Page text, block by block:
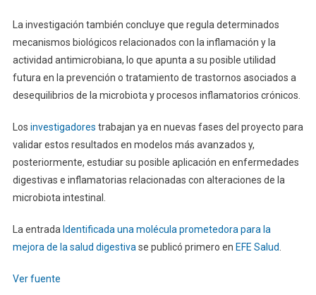
La investigación también concluye que regula determinados
mecanismos biológicos relacionados con la inflamación y la
actividad antimicrobiana, lo que apunta a su posible utilidad
futura en la prevención o tratamiento de trastornos asociados a
desequilibrios de la microbiota y procesos inflamatorios crónicos.
Los investigadores trabajan ya en nuevas fases del proyecto para
validar estos resultados en modelos más avanzados y,
posteriormente, estudiar su posible aplicación en enfermedades
digestivas e inflamatorias relacionadas con alteraciones de la
microbiota intestinal.
La entrada Identificada una molécula prometedora para la
mejora de la salud digestivase publicó primero en EFE Salud.
Ver fuente